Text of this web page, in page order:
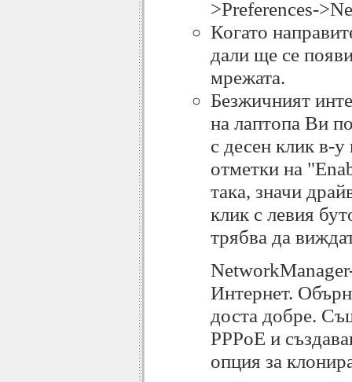
>Preferences-
Когато
дали ще се
мрежата.
Безжичният
на лаптопа Ви
с десен клик в-
отметки на
така, значи
клик с левия
трябва да
Интернет.
доста добре.
PPPoE и
опция за